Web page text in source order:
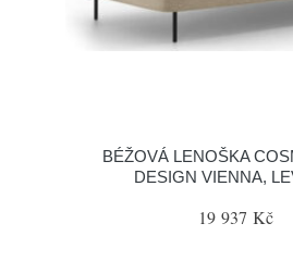
BÉŽOVÁ LENOŠKA
DESIGN VIENNA,
19 937 Kč